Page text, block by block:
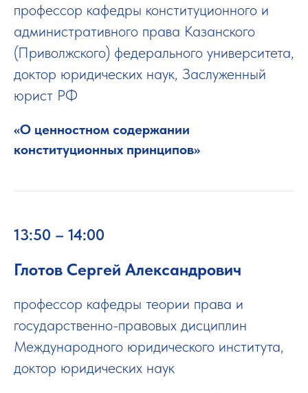
профессор кафедры конституционного и
административного права Казанского
(Приволжского) федерального университета,
доктор юридических наук, Заслуженный
юрист РФ
«О ценностном содержании
конституционных принципов»
13:50 – 14:00
Глотов Сергей Александрович
профессор кафедры теории права и
государственно-правовых дисциплин
Международного юридического института,
доктор юридических наук